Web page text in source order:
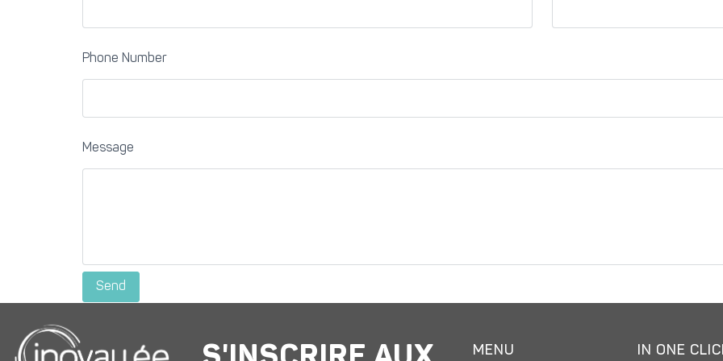
Phone Number
Message
MENU IN ONE